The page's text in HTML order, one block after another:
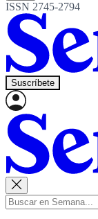
ISSN 2745-2794
Suscríbete